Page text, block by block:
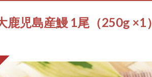
鹿児島産鰻 1尾（250g ×1）